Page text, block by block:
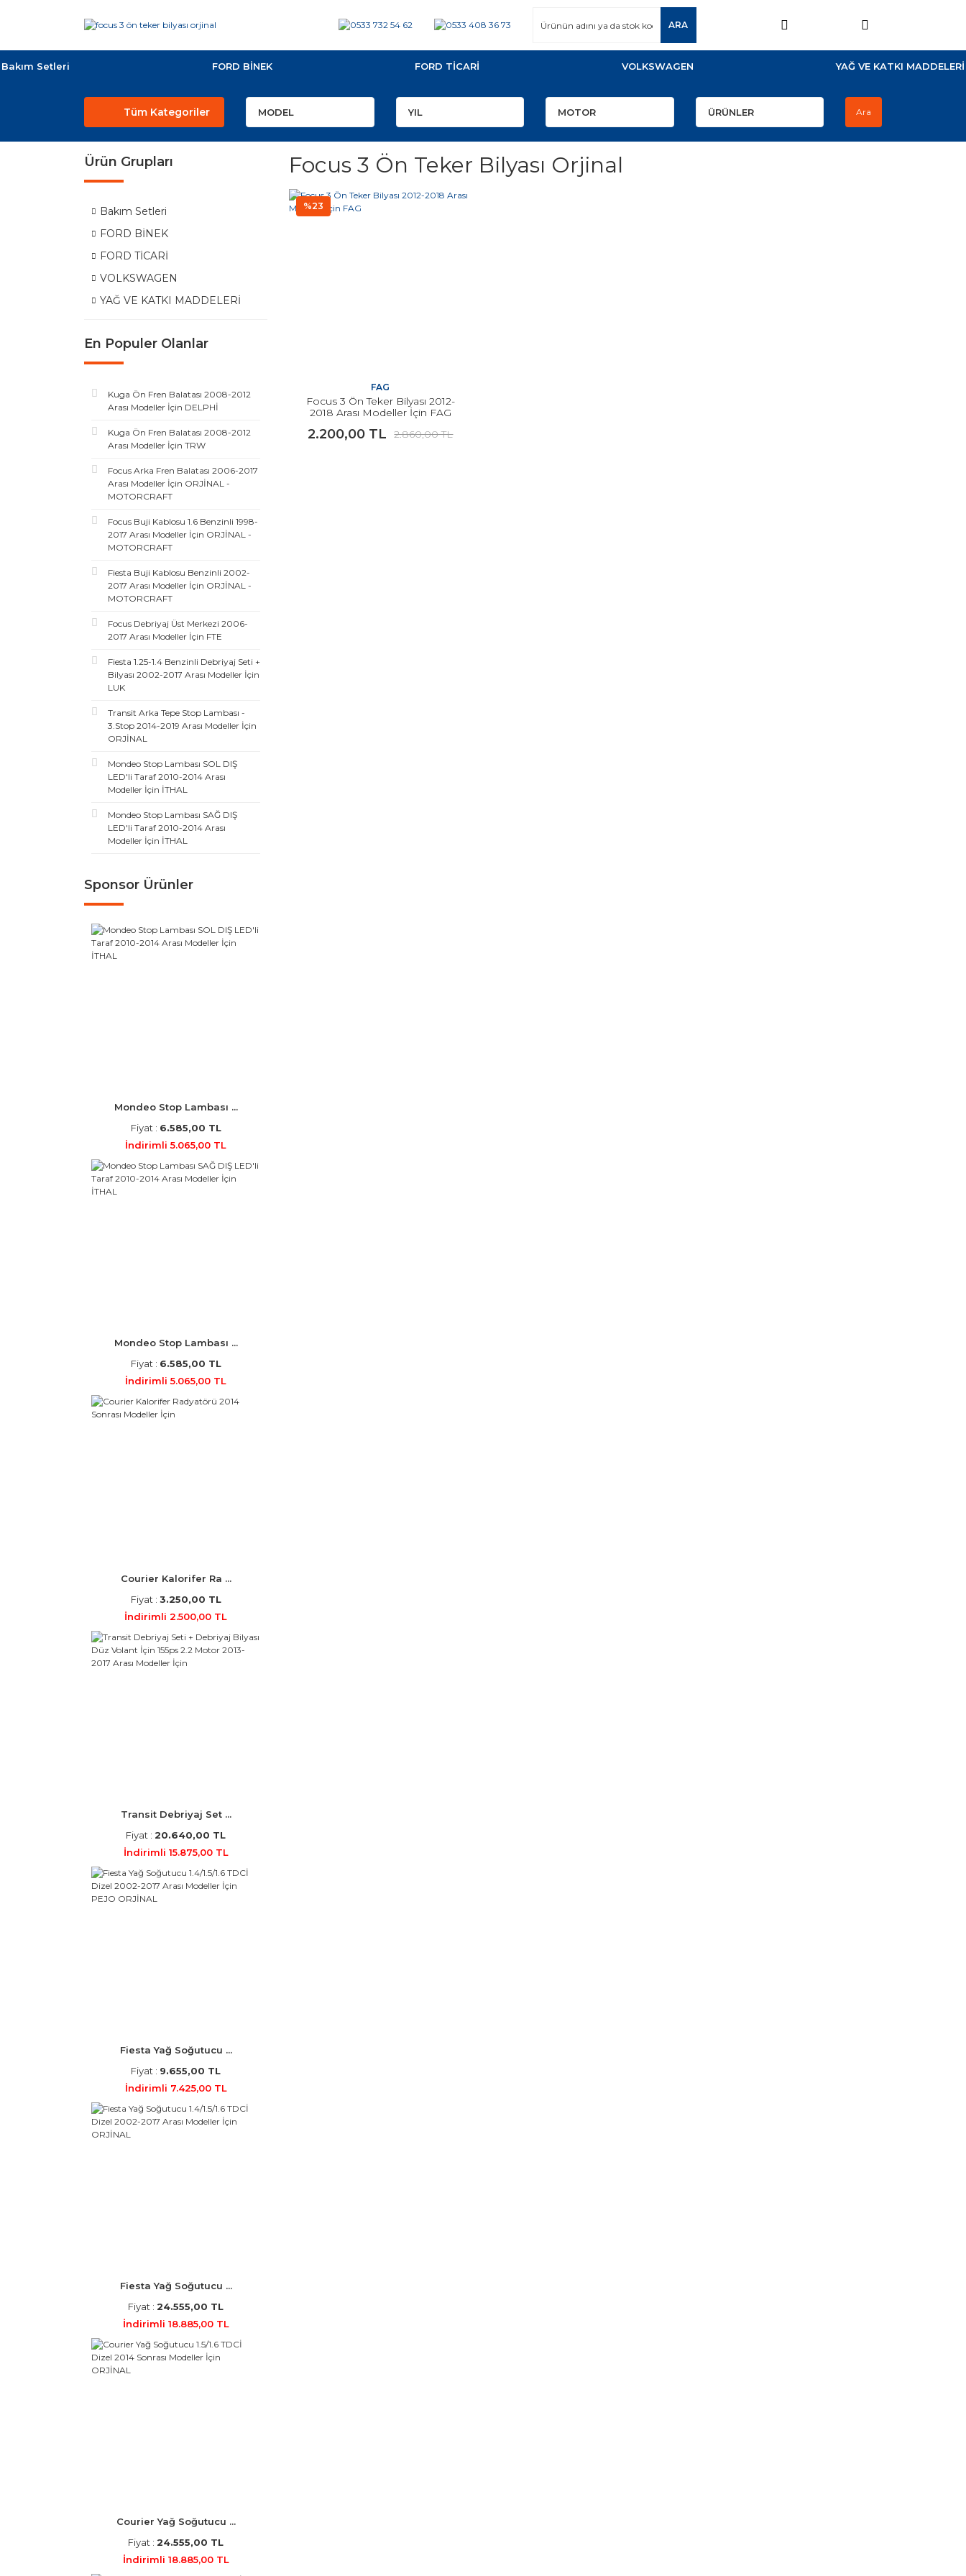
ARA
Bakım Setleri FORD BİNEK FORD TİCARİ VOLKSWAGEN YAĞ VE KATKI MADDELERİ
Tüm Kategoriler Ara
Ürün Grupları
Bakım Setleri
FORD BİNEK
FORD TİCARİ
VOLKSWAGEN
YAĞ VE KATKI MADDELERİ
En Populer Olanlar
Kuga Ön Fren Balatası 2008-2012
Arası Modeller İçin DELPHİ
Kuga Ön Fren Balatası 2008-2012
Arası Modeller İçin TRW
Focus Arka Fren Balatası 2006-2017
Arası Modeller İçin ORJİNAL -
MOTORCRAFT
Focus Buji Kablosu 1.6 Benzinli 1998-
2017 Arası Modeller İçin ORJİNAL -
MOTORCRAFT
Fiesta Buji Kablosu Benzinli 2002-
2017 Arası Modeller İçin ORJİNAL -
MOTORCRAFT
Focus Debriyaj Üst Merkezi 2006-
2017 Arası Modeller İçin FTE
Fiesta 1.25-1.4 Benzinli Debriyaj Seti +
Bilyası 2002-2017 Arası Modeller İçin
LUK
Transit Arka Tepe Stop Lambası -
3.Stop 2014-2019 Arası Modeller İçin
ORJİNAL
Mondeo Stop Lambası SOL DIŞ
LED'li Taraf 2010-2014 Arası
Modeller İçin İTHAL
Mondeo Stop Lambası SAĞ DIŞ
LED'li Taraf 2010-2014 Arası
Modeller İçin İTHAL
Sponsor Ürünler
Mondeo Stop Lambası ...
Fiyat : 6.585,00 TL
İndirimli 5.065,00 TL
Mondeo Stop Lambası ...
Fiyat : 6.585,00 TL
İndirimli 5.065,00 TL
Courier Kalorifer Ra ...
Fiyat : 3.250,00 TL
İndirimli 2.500,00 TL
Transit Debriyaj Set ...
Fiyat : 20.640,00 TL
İndirimli 15.875,00 TL
Fiesta Yağ Soğutucu ...
Fiyat : 9.655,00 TL
İndirimli 7.425,00 TL
Fiesta Yağ Soğutucu ...
Fiyat : 24.555,00 TL
İndirimli 18.885,00 TL
Courier Yağ Soğutucu ...
Fiyat : 24.555,00 TL
İndirimli 18.885,00 TL
Focus 3 Ön Teker Bilyası Orjinal
%23
FAG
Focus 3 Ön Teker Bilyası 2012-
2018 Arası Modeller İçin FAG
2.200,00 TL 2.860,00 TL